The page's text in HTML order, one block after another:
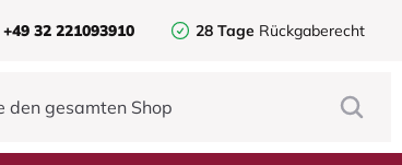
+49 32 221093910 28 Tage Rückgaberecht